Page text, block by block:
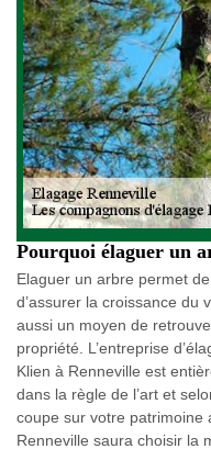
Pourquoi élaguer un
Elaguer un arbre permet
d’assurer la croissance du
aussi un moyen de
propriété. L’entreprise
Klien à Renneville est
dans la règle de l’art et
coupe sur votre patrimoine
Renneville saura choisir la